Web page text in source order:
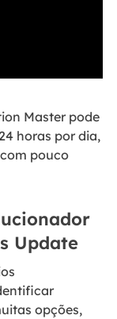
Master pode
horas por dia,
pouco
Update
opções,